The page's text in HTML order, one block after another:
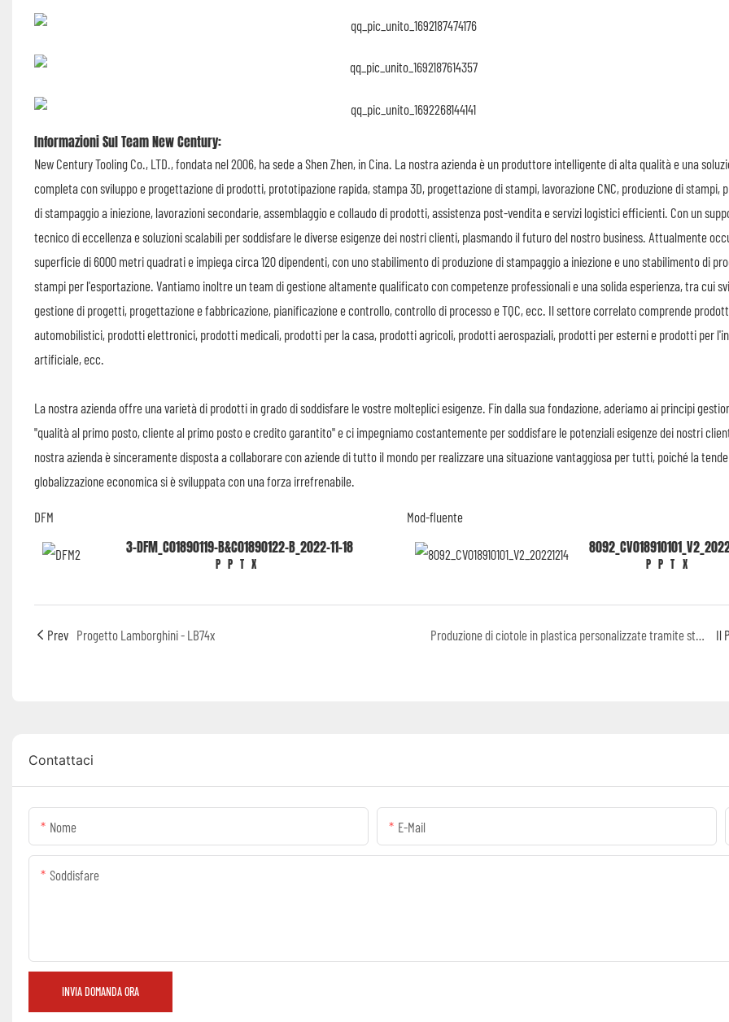
Informazioni Sul Team New Century:
New Century Tooling Co., LTD., fondata nel 2006, ha sede a Shen Zhen, in Cina. La nostra azienda è un produttore intelligente di alta qualità e una
completa con sviluppo e progettazione di prodotti, prototipazione rapida, stampa 3D, progettazione di stampi, lavorazione CNC, produzione di stampi,
di stampaggio a iniezione, lavorazioni secondarie, assemblaggio e collaudo di prodotti, assistenza post-vendita e servizi logistici efficienti. Con un
tecnico di eccellenza e soluzioni scalabili per soddisfare le diverse esigenze dei nostri clienti, plasmando il futuro del nostro business. Attualmente
superficie di 6000 metri quadrati e impiega circa 120 dipendenti, con uno stabilimento di produzione di stampaggio a iniezione e uno stabilimento di
stampi per l'esportazione. Vantiamo inoltre un team di gestione altamente qualificato con competenze professionali e una solida esperienza, tra cui
gestione di progetti, progettazione e fabbricazione, pianificazione e controllo, controllo di processo e TQC, ecc. Il settore correlato comprende
automobilistici, prodotti elettronici, prodotti medicali, prodotti per la casa, prodotti agricoli, prodotti aerospaziali, prodotti per esterni e prodotti per
artificiale, ecc.
La nostra azienda offre una varietà di prodotti in grado di soddisfare le vostre molteplici esigenze. Fin dalla sua fondazione, aderiamo ai principi
"qualità al primo posto, cliente al primo posto e credito garantito" e ci impegniamo costantemente per soddisfare le potenziali esigenze dei nostri
nostra azienda è sinceramente disposta a collaborare con aziende di tutto il mondo per realizzare una situazione vantaggiosa per tutti, poiché la
globalizzazione economica si è sviluppata con una forza irrefrenabile.
DFM
3-DFM_C01890119-B&C01890122-B_2022-11-18
PPTX
Mod-fluente
PPTX
Prev Progetto Lamborghini - LB74x Il
Contattaci
Nome E-Mail
Soddisfare
INVIA DOMANDA ORA